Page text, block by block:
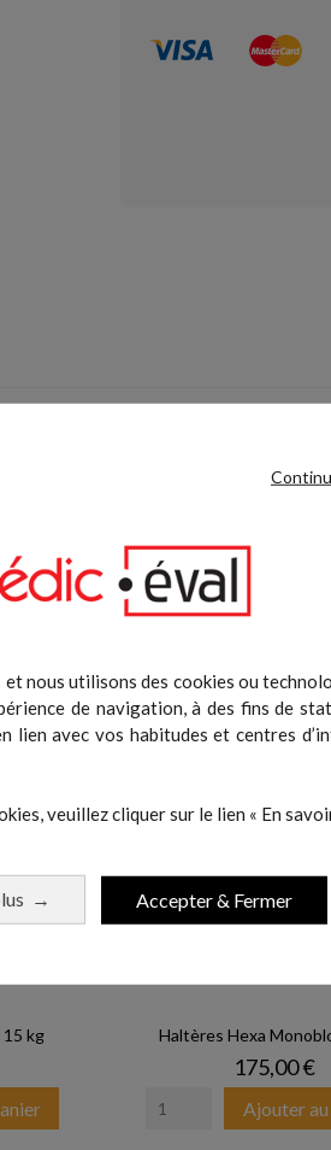
nous utilisons des cookies ou
de navigation, à des fins de
lien avec vos habitudes et centres
veuillez cliquer sur le lien « En
→ Accepter & Fermer
:
kg Haltères Hexa
Prix
175,00 €
Ajouter